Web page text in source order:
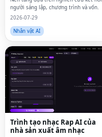
người sáng lập, chương trình và vốn.
2026-07-29
Nhân vật AI
Trình tạo nhạc Rap AI của
nhà sản xuất âm nhạc